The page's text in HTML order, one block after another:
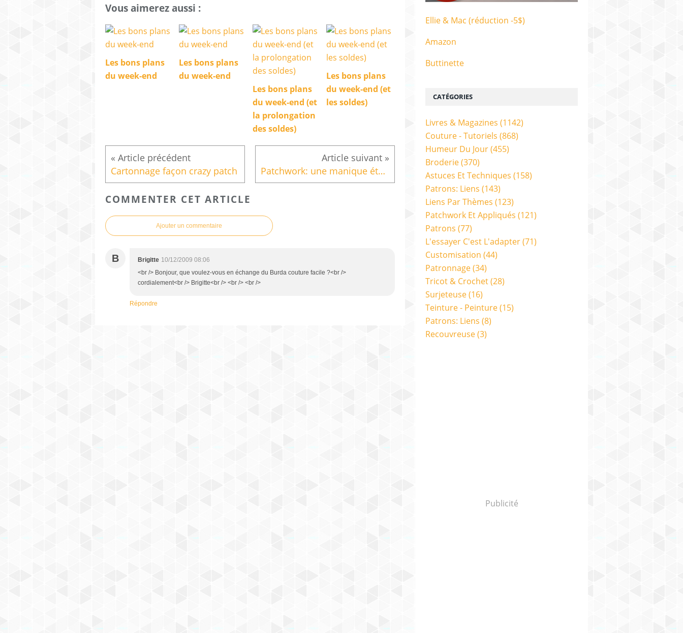
Vous aimerez aussi :
Les bons plans
du week-end
Les bons plans
du week-end
Les bons plans
du week-end (et
la prolongation
des soldes)
Les bons plans
du week-end (et
les soldes)
Cartonnage façon crazy patch Patchwork: une manique étoilée en paper-piecing (diaporama)
COMMENTER CET ARTICLE
Ajouter un commentaire
B Brigitte 10/12/2009 08:06
<br /> Bonjour, que voulez-vous en échange du Burda couture facile ?<br />
cordialement<br /> Brigitte<br /> <br /> <br />
Répondre
Publicité
CATÉGORIES
Livres & Magazines (1142)
Couture - Tutoriels (868)
Humeur Du Jour(455)
Broderie(370)
Astuces Et Techniques (158)
Patrons: Liens (143)
Liens Par Thèmes (123)
Patchwork Et Appliqués (121)
Patrons (77)
L'essayer C'est L'adapter(71)
Customisation (44)
Patronnage(34)
Tricot & Crochet(28)
Surjeteuse(16)
Teinture - Peinture(15)
Patrons: Liens (8)
Recouvreuse(3)
Ellie & Mac (réduction -5$)
Amazon
Buttinette